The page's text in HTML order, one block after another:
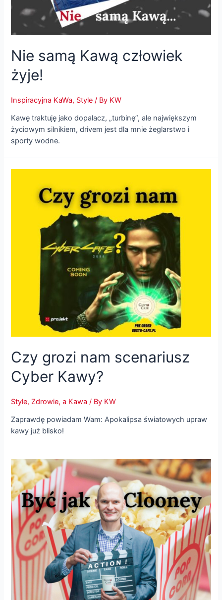
Nie samą Kawą człowiek
żyje!
Inspiracyjna KaWa, Style / By KW
Kawę traktuję jako dopalacz, „turbinę”, ale największym
życiowym silnikiem, drivem jest dla mnie żeglarstwo i
sporty wodne.
Czy grozi nam scenariusz
Cyber Kawy?
Style, Zdrowie, a Kawa / By KW
Zaprawdę powiadam Wam: Apokalipsa światowych upraw
kawy już blisko!